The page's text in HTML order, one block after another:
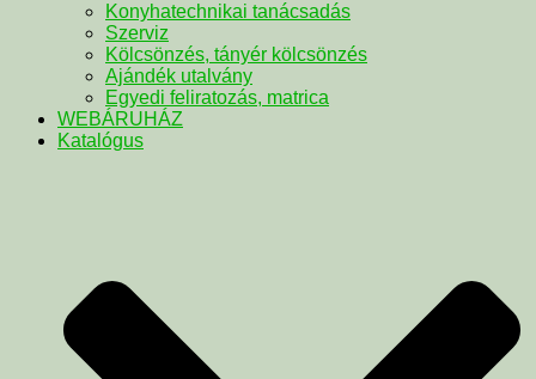
Konyhatechnikai tanácsadás
Szerviz
Kölcsönzés, tányér kölcsönzés
Ajándék utalvány
Egyedi feliratozás, matrica
WEBÁRUHÁZ
Katalógus